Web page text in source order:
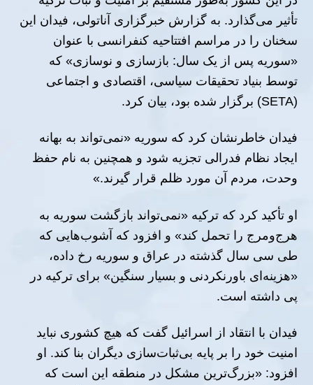
تأثیر می‌گذارد. به گزارش خبرگزاری آناتولی، فیدان این
سخنان را در مراسم افتتاحیه کنفرانسی با عنوان
«سوریه پس از یک سال: بازسازی و نوسازی» که
توسط بنیاد تحقیقات سیاسی، اقتصادی و اجتماعی
(SETA) برگزار شده بود، بیان کرد.
فیدان خاطرنشان کرد که سوریه «نمی‌تواند به بهانه
ایجاد نظام فدرالی تجزیه شود و همچنین به نام حفظ
وحدت، مردم آن مورد ظلم قرار گیرند.»
او تأکید کرد که ترکیه «نمی‌تواند بازگشت سوریه به
هرج‌ومرج را تحمل کند» و افزود که آشوب‌هایی که
طی سی سال گذشته در عراق و سوریه رخ داده،
«هزینه‌ای باورنکردنی و بسیار سنگین» برای ترکیه در
پی داشته است.
فیدان با انتقاد از اسرائیل گفت که هیچ کشوری نباید
امنیت خود را بر پایه بی‌ثبات‌سازی دیگران بنا کند. او
افزود: «بزرگ‌ترین مشکل در منطقه این است که